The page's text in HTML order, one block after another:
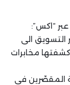
“اكس”:
التسويق الى
مخابرات
المقصّرين في